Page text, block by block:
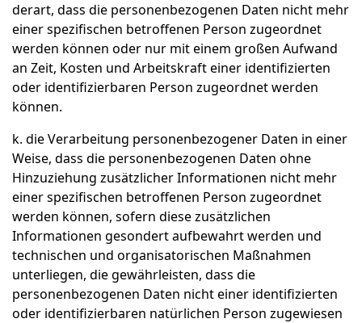
derart, dass die personenbezogenen Daten nicht mehr
einer spezifischen betroffenen Person zugeordnet
werden können oder nur mit einem großen Aufwand
an Zeit, Kosten und Arbeitskraft einer identifizierten
oder identifizierbaren Person zugeordnet werden
können.
k. die Verarbeitung personenbezogener Daten in einer
Weise, dass die personenbezogenen Daten ohne
Hinzuziehung zusätzlicher Informationen nicht mehr
einer spezifischen betroffenen Person zugeordnet
werden können, sofern diese zusätzlichen
Informationen gesondert aufbewahrt werden und
technischen und organisatorischen Maßnahmen
unterliegen, die gewährleisten, dass die
personenbezogenen Daten nicht einer identifizierten
oder identifizierbaren natürlichen Person zugewiesen